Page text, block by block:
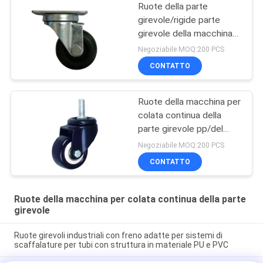
Ruote della parte
girevole/rigide parte
girevole della macchina
per colata continua
Negoziabile MOQ:200 PCS
CONTATTO
Ruote della macchina per
colata continua della
parte girevole pp/del
PVC
Negoziabile MOQ:200 PCS
CONTATTO
Ruote della macchina per colata continua della parte
girevole
Ruote girevoli industriali con freno adatte per sistemi di
scaffalature per tubi con struttura in materiale PU e PVC